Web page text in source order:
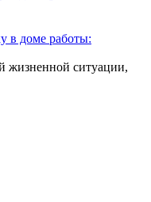
жизненной ситуации,